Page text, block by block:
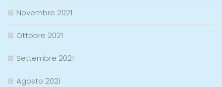
Novembre 2021
Ottobre 2021
Settembre 2021
Agosto 2021